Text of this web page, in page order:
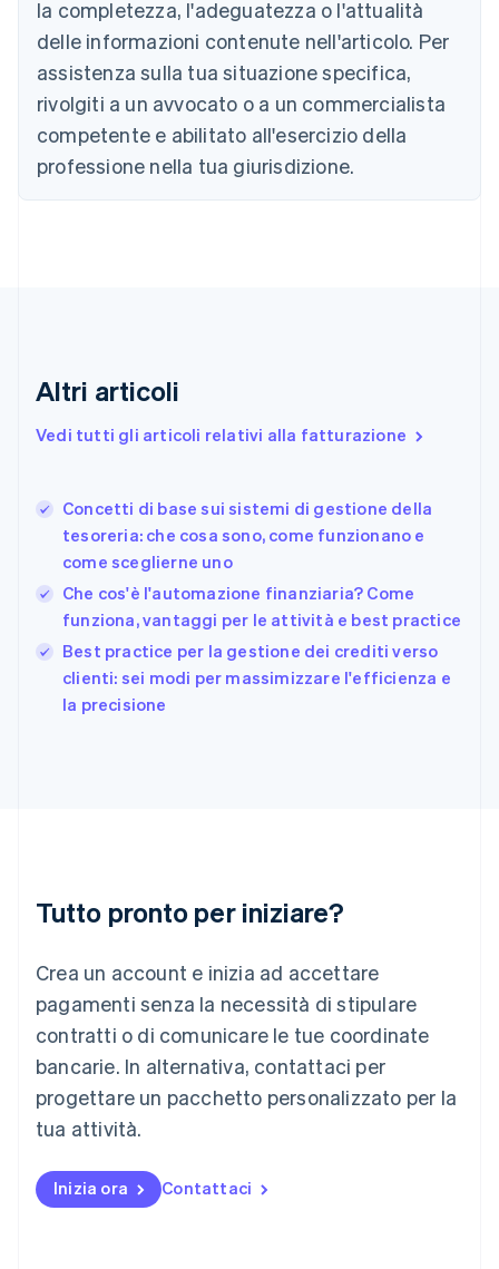
la completezza, l'adeguatezza o l'attualità
delle informazioni contenute nell'articolo. Per
assistenza sulla tua situazione specifica,
rivolgiti a un avvocato o a un commercialista
competente e abilitato all'esercizio della
professione nella tua giurisdizione.
Altri articoli
Vedi tutti gli articoli relativi alla fatturazione
Concetti di base sui sistemi di gestione della
tesoreria: che cosa sono, come funzionano e
come sceglierne uno
Che cos'è l'automazione finanziaria? Come
funziona, vantaggi per le attività e best practice
Best practice per la gestione dei crediti verso
clienti: sei modi per massimizzare l'efficienza e
la precisione
Tutto pronto per iniziare?
Crea un account e inizia ad accettare
pagamenti senza la necessità di stipulare
contratti o di comunicare le tue coordinate
bancarie. In alternativa, contattaci per
progettare un pacchetto personalizzato per la
tua attività.
Inizia ora Contattaci
Brasile
PortuguêsEnglish
Bulgaria
English
Canada
EnglishFrançais
Cina continentale
简体中文English
Cipro
English
Finlandia
Germania
DeutschEnglish
Giappone
日本語 English
English
Grecia
English
India
English
Lituania
Lussemburgo
Deutsch English
Malaysia
English 简体中文
Malta
Messico
EspañolEnglish
English
Nuova Zelanda